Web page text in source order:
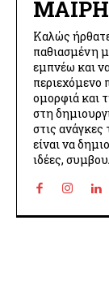
Καλώς
παθιασμένη
εμπνέω και
περιεχόμενο
ομορφιά και
στη
στις
είναι να
ιδέες,